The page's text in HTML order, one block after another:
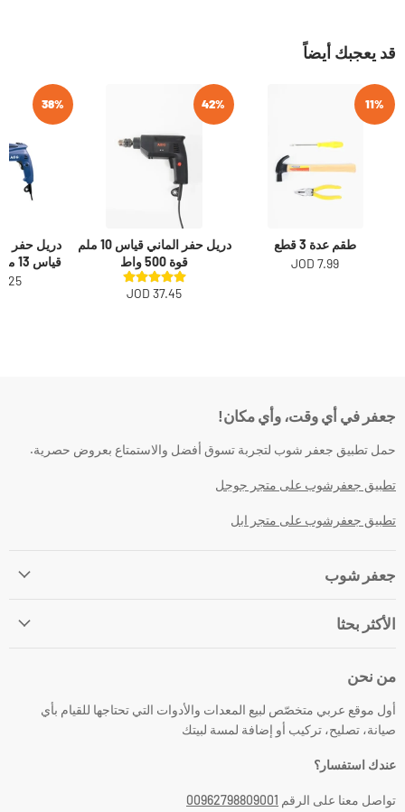
قد يعجبك أيضاً
11%
طقم عدة 3 قطع
7.99 JOD
42%
دريل حفر الماني قياس 10 ملم
قوة 500 واط
37.45 JOD
38%
دريل حفر
قياس 13 ملم قوة 600 واط
JOD
جعفر في أي وقت، وأي مكان!
حمل تطبيق جعفر شوب لتجربة تسوق أفضل والاستمتاع بعروض حصرية.
تطبيق جعفرشوب على متجر جوجل
تطبيق جعفرشوب على متجر ابل
جعفر شوب
الأكثر بحثا
من نحن
أول موقع عربي متخصّص لبيع المعدات والأدوات التي تحتاجها للقيام بأي
صيانة، تصليح، تركيب أو إضافة لمسة لبيتك
عندك استفسار؟
تواصل معنا على الرقم 00962798809001